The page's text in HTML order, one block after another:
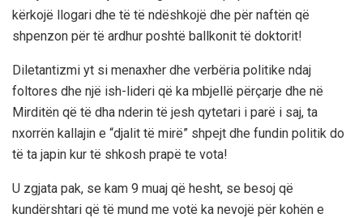
kërkojë llogari dhe të të ndëshkojë dhe për naftën që
shpenzon për të ardhur poshtë ballkonit të doktorit!
Diletantizmi yt si menaxher dhe verbëria politike ndaj
foltores dhe një ish-lideri që ka mbjellë përçarje dhe në
Mirditën që të dha nderin të jesh qytetari i parë i saj, ta
nxorrën kallajin e “djalit të mirë” shpejt dhe fundin politik do
të ta japin kur të shkosh prapë te vota!
U zgjata pak, se kam 9 muaj që hesht, se besoj që
kundërshtari që të mund me votë ka nevojë për kohën e